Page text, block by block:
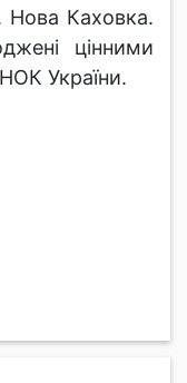
Каховка.
цінними
України.